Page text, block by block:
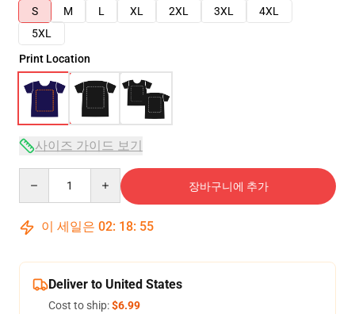
S M L XL 2XL 3XL
4XL
5XL
Print Location
사이즈 가이드 보기
장바구니에 추가
이 세일은 02: 18: 54
Deliver to United States
Cost to ship:$6.99